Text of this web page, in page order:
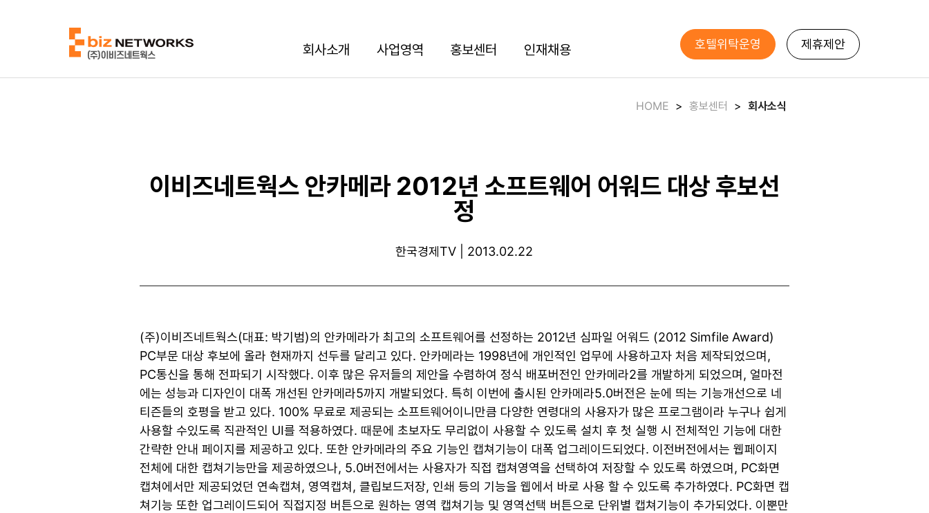
회사소개 사업영역 홍보센터 인재채용 호텔위탁운영 제휴제안
HOME > 홍보센터 > 회사소식
이비즈네트웍스 안카메라 2012년 소프트웨어 어워드 대상 후보선
정
한국경제TV | 2013.02.22
(주)이비즈네트웍스(대표: 박기범)의 안카메라가 최고의 소프트웨어를 선정하는 2012년 심파일 어워드 (2012 Simfile Award)
PC부문 대상 후보에 올라 현재까지 선두를 달리고 있다. 안카메라는 1998년에 개인적인 업무에 사용하고자 처음 제작되었으며,
PC통신을 통해 전파되기 시작했다. 이후 많은 유저들의 제안을 수렴하여 정식 배포버전인 안카메라2를 개발하게 되었으며, 얼마전
에는 성능과 디자인이 대폭 개선된 안카메라5까지 개발되었다. 특히 이번에 출시된 안카메라5.0버전은 눈에 띄는 기능개선으로 네
티즌들의 호평을 받고 있다. 100% 무료로 제공되는 소프트웨어이니만큼 다양한 연령대의 사용자가 많은 프로그램이라 누구나 쉽게
사용할 수있도록 직관적인 UI를 적용하였다. 때문에 초보자도 무리없이 사용할 수 있도록 설치 후 첫 실행 시 전체적인 기능에 대한
간략한 안내 페이지를 제공하고 있다. 또한 안카메라의 주요 기능인 캡쳐기능이 대폭 업그레이드되었다. 이전버전에서는 웹페이지
전체에 대한 캡쳐기능만을 제공하였으나, 5.0버전에서는 사용자가 직접 캡쳐영역을 선택하여 저장할 수 있도록 하였으며, PC화면
캡쳐에서만 제공되었던 연속캡쳐, 영역캡쳐, 클립보드저장, 인쇄 등의 기능을 웹에서 바로 사용 할 수 있도록 추가하였다. PC화면 캡
쳐기능 또한 업그레이드되어 직접지정 버튼으로 원하는 영역 캡쳐기능 및 영역선택 버튼으로 단위별 캡쳐기능이 추가되었다. 이뿐만